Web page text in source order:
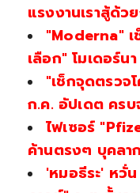
แรงงานเราสู้ด้
"Moderna"
เลือก" โมเดอร์น
"เช็กจุดตรวจ
ก.ค. อัปเดต คร
ไฟเซอร์
ค้านตรงๆ บุคลา
'หมอธีระ' หวั่